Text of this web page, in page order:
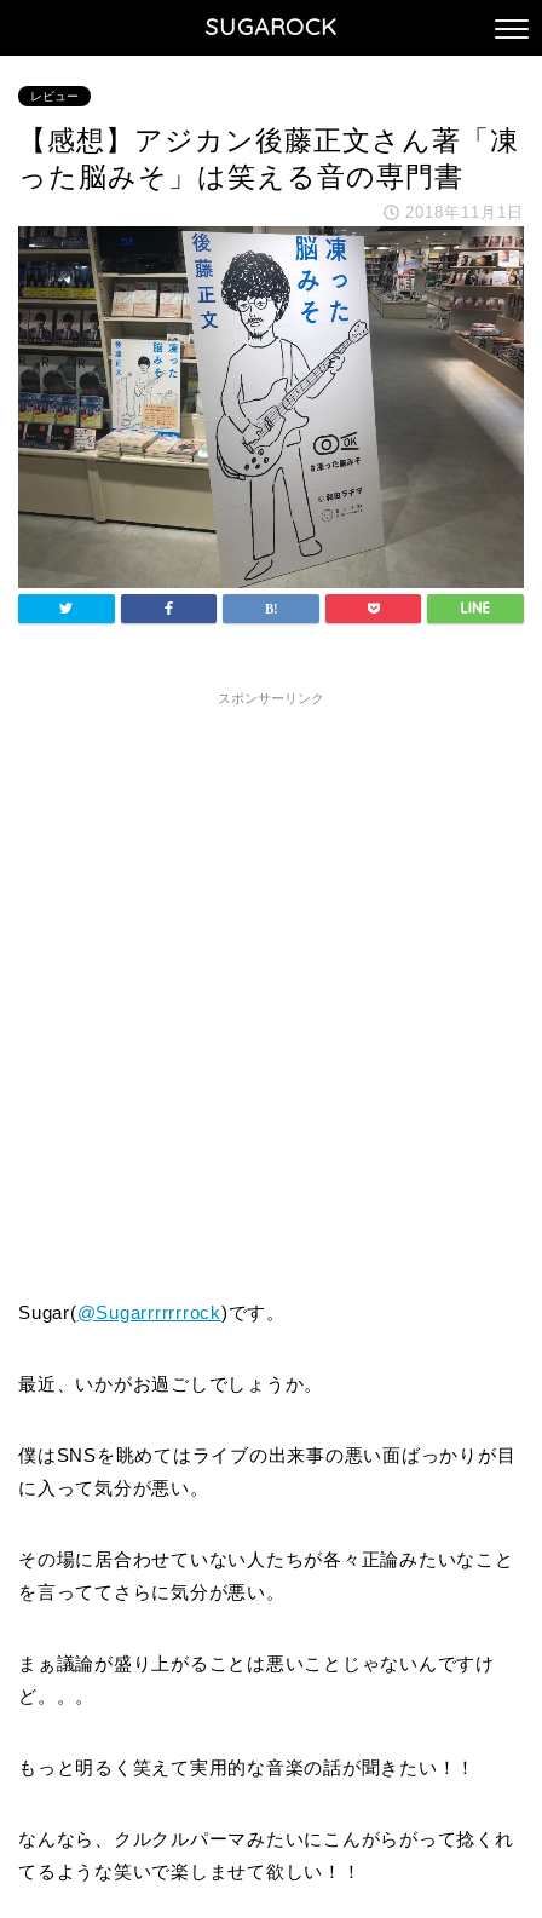
SUGAROCK
レビュー
【感想】アジカン後藤正文さん著「凍
った脳みそ」は笑える音の専門書
2018年11月1日
スポンサーリンク
Sugar(@Sugarrrrrrrock)です。
最近、いかがお過ごしでしょうか。
僕はSNSを眺めてはライブの出来事の悪い面ばっかりが目
に入って気分が悪い。
その場に居合わせていない人たちが各々正論みたいなこと
を言っててさらに気分が悪い。
まぁ議論が盛り上がることは悪いことじゃないんですけ
ど。。。
もっと明るく笑えて実用的な音楽の話が聞きたい！！
なんなら、クルクルパーマみたいにこんがらがって捻くれ
てるような笑いで楽しませて欲しい！！